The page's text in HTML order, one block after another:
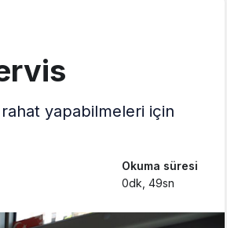
yapabilmeleri için
Okuma süresi
0dk, 49sn